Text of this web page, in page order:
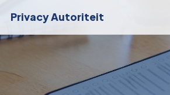
Privacy Autoriteit